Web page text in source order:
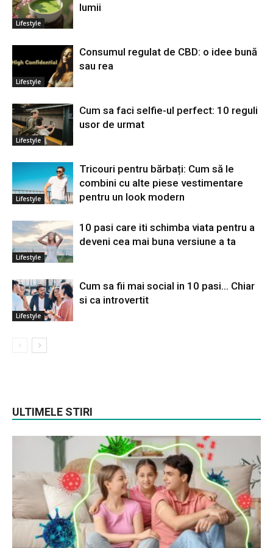
Lifestyle
lumii
Lifestyle
Consumul regulat de CBD: o idee bună
sau rea
Lifestyle
Cum sa faci selfie-ul perfect: 10 reguli
usor de urmat
Lifestyle
Tricouri pentru bărbați: Cum să le
combini cu alte piese vestimentare
pentru un look modern
Lifestyle
10 pasi care iti schimba viata pentru a
deveni cea mai buna versiune a ta
Lifestyle
Cum sa fii mai social in 10 pasi… Chiar
si ca introvertit
ULTIMELE STIRI